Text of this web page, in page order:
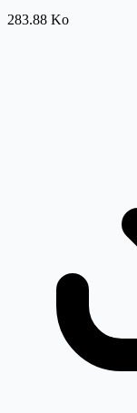
283.88 Ko